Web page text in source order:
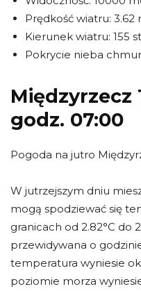
Prędkość wiatru: 3.62
Kierunek wiatru: 155
Pokrycie nieba
Międzyrzecz
godz. 07:00
Pogoda na jutro
W jutrzejszym dniu
mogą spodziewać się
granicach od 2.82°C do
przewidywana o
temperatura wyniesie
poziomie morza